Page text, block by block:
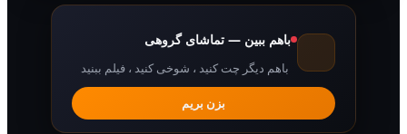
باهم ببین — تماشای گروهی
باهم دیگر چت کنید ، شوخی کنید ، فیلم ببنید